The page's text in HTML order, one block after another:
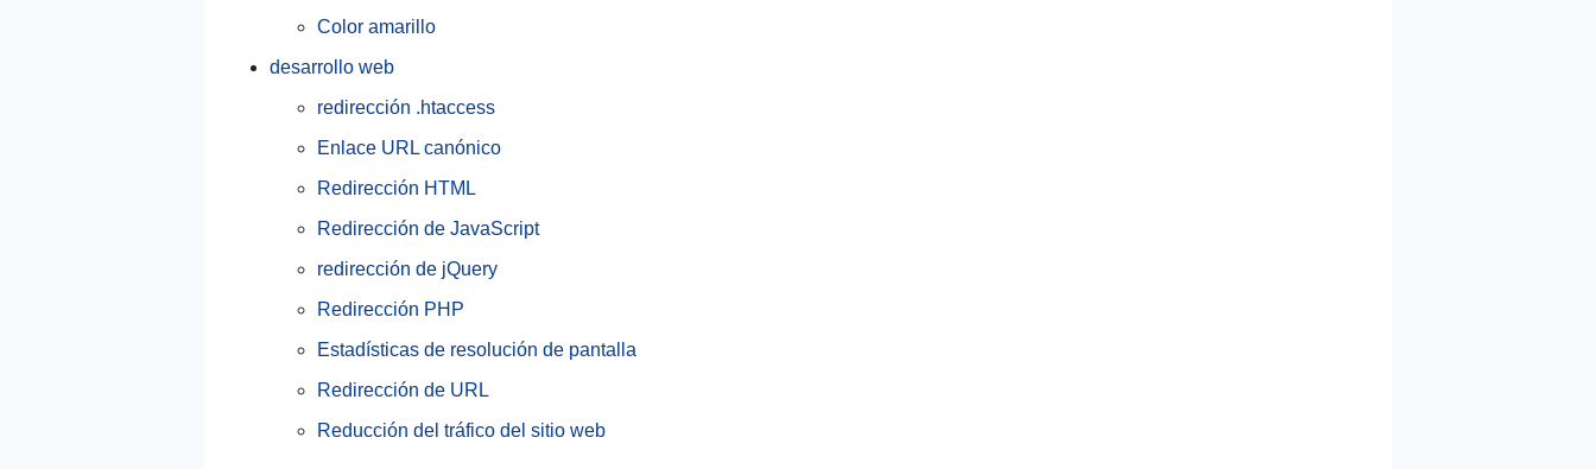
Color amarillo
desarrollo web
redirección .htaccess
Enlace URL canónico
Redirección HTML
Redirección de JavaScript
redirección de jQuery
Redirección PHP
Estadísticas de resolución de pantalla
Redirección de URL
Reducción del tráfico del sitio web